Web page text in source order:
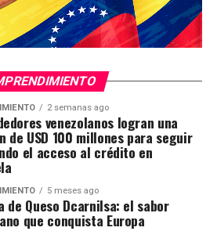
2 semanas ago
venezolanos logran una
de USD 100 millones para seguir
el acceso al crédito en
5 meses ago
de Queso Dcarnilsa: el sabor
que conquista Europa